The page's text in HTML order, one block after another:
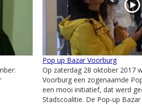
Pop up Bazar Voorburg
Op zaterdag 28 oktober 2017
Voorburg een zogenaamde
een mooi initiatief, dat werd
Stadscoalitie. De Pop-up Bazar